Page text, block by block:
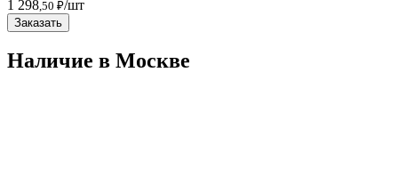
1 298 ,50 ₽/шт
Заказать
Наличие в Москвe